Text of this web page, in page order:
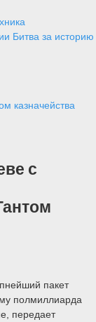
Битва за историю
казначейства
с
пакет
полмиллиарда
передает